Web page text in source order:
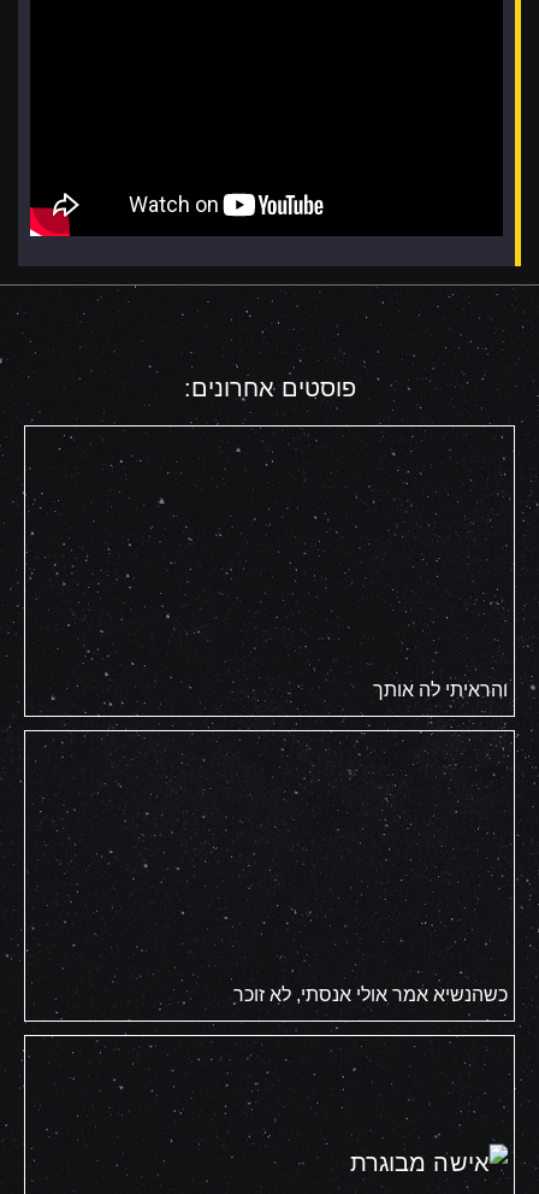
פוסטים אחרונים:
והראיתי לה אותך
כשהנשיא אמר אולי אנסתי, לא זוכר